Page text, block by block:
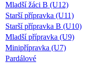
Mladší žáci B (U12)
Starší přípravka (U11)
Starší přípravka B (U10)
Mladší přípravka (U9)
Minipřípravka (U7)
Pardálové